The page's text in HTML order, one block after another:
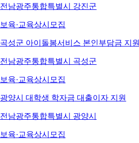
전남광주통합특별시 강진군
보육·교육상시모집
곡성군 아이돌봄서비스 본인부담금 지원
전남광주통합특별시 곡성군
보육·교육상시모집
광양시 대학생 학자금 대출이자 지원
전남광주통합특별시 광양시
보육·교육상시모집